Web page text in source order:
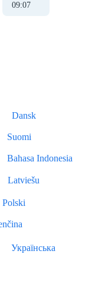
09:07
Dansk
Suomi
Bahasa Indonesia
Latviešu
Polski
Українська